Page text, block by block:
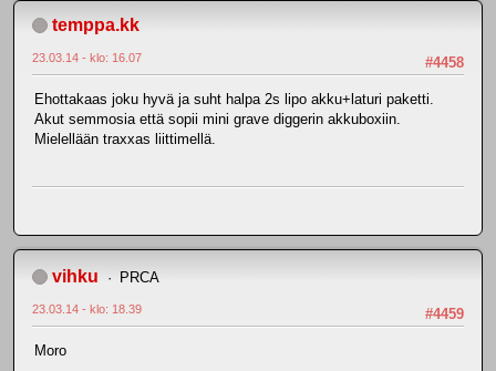
temppa.kk
#4458
23.03.14 - klo: 16.07
Ehottakaas joku hyvä ja suht halpa 2s lipo akku+laturi paketti.
Akut semmosia että sopii mini grave diggerin akkuboxiin.
Mielellään traxxas liittimellä.
vihku PRCA
#4459
23.03.14 - klo: 18.39
Moro